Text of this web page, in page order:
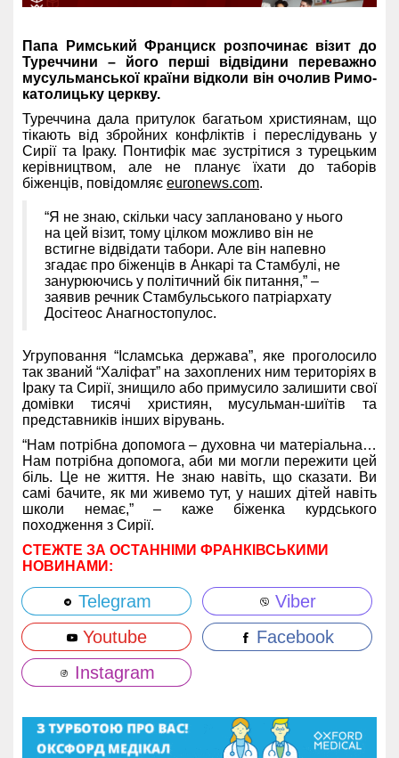
Папа Римський Франциск розпочинає візит до
Туреччини – його перші відвідини переважно
мусульманської країни відколи він очолив Римо-
католицьку церкву.
Туреччина дала притулок багатьом християнам, що
тікають від збройних конфліктів і переслідувань у
Сирії та Іраку. Понтифік має зустрітися з турецьким
керівництвом, але не планує їхати до таборів
біженців, повідомляє euronews.com.
“Я не знаю, скільки часу заплановано у нього
на цей візит, тому цілком можливо він не
встигне відвідати табори. Але він напевно
згадає про біженців в Анкарі та Стамбулі, не
занурюючись у політичний бік питання,” –
заявив речник Стамбульського патріархату
Досітеос Анагностопулос.
Угруповання “Ісламська держава”, яке проголосило
так званий “Халіфат” на захоплених ним територіях в
Іраку та Сирії, знищило або примусило залишити свої
домівки тисячі християн, мусульман-шиїтів та
представників інших вірувань.
“Нам потрібна допомога – духовна чи матеріальна…
Нам потрібна допомога, аби ми могли пережити цей
біль. Це не життя. Не знаю навіть, що сказати. Ви
самі бачите, як ми живемо тут, у наших дітей навіть
школи немає,” – каже біженка курдського
походження з Сирії.
СТЕЖТЕ ЗА ОСТАННІМИ ФРАНКІВСЬКИМИ
НОВИНАМИ:
Telegram
Viber
Youtube
Facebook
Instagram